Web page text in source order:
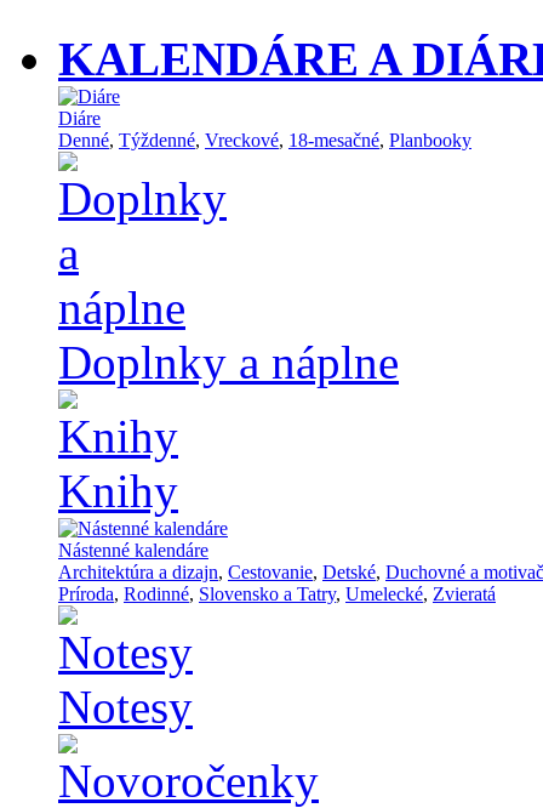
KALENDÁRE A
Diáre
Denné, Týždenné, Vreckové, 18-mesačné, Planbooky
Doplnky a náplne
Knihy
Nástenné kalendáre
Architektúra a dizajn, Cestovanie, Detské, Duchovné a
Príroda, Rodinné, Slovensko a Tatry, Umelecké, Zvieratá
Notesy